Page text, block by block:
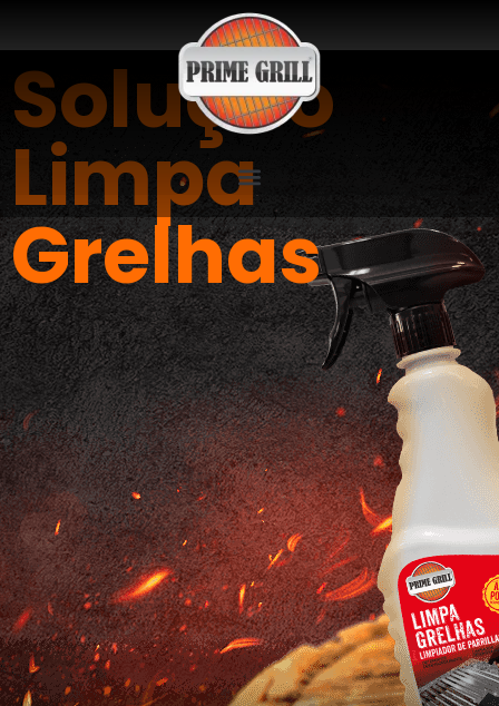
Solução
Limpa
Grelhas